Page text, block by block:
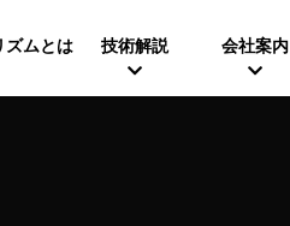
ズムとは 技術解説 会社案内